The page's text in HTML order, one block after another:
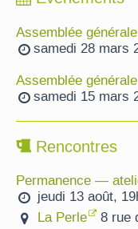
Assemblée
samedi 28 mars
Assemblée
samedi 15 mars
Rencontres
Permanence —
jeudi 13 août,
La Perle 8 rue